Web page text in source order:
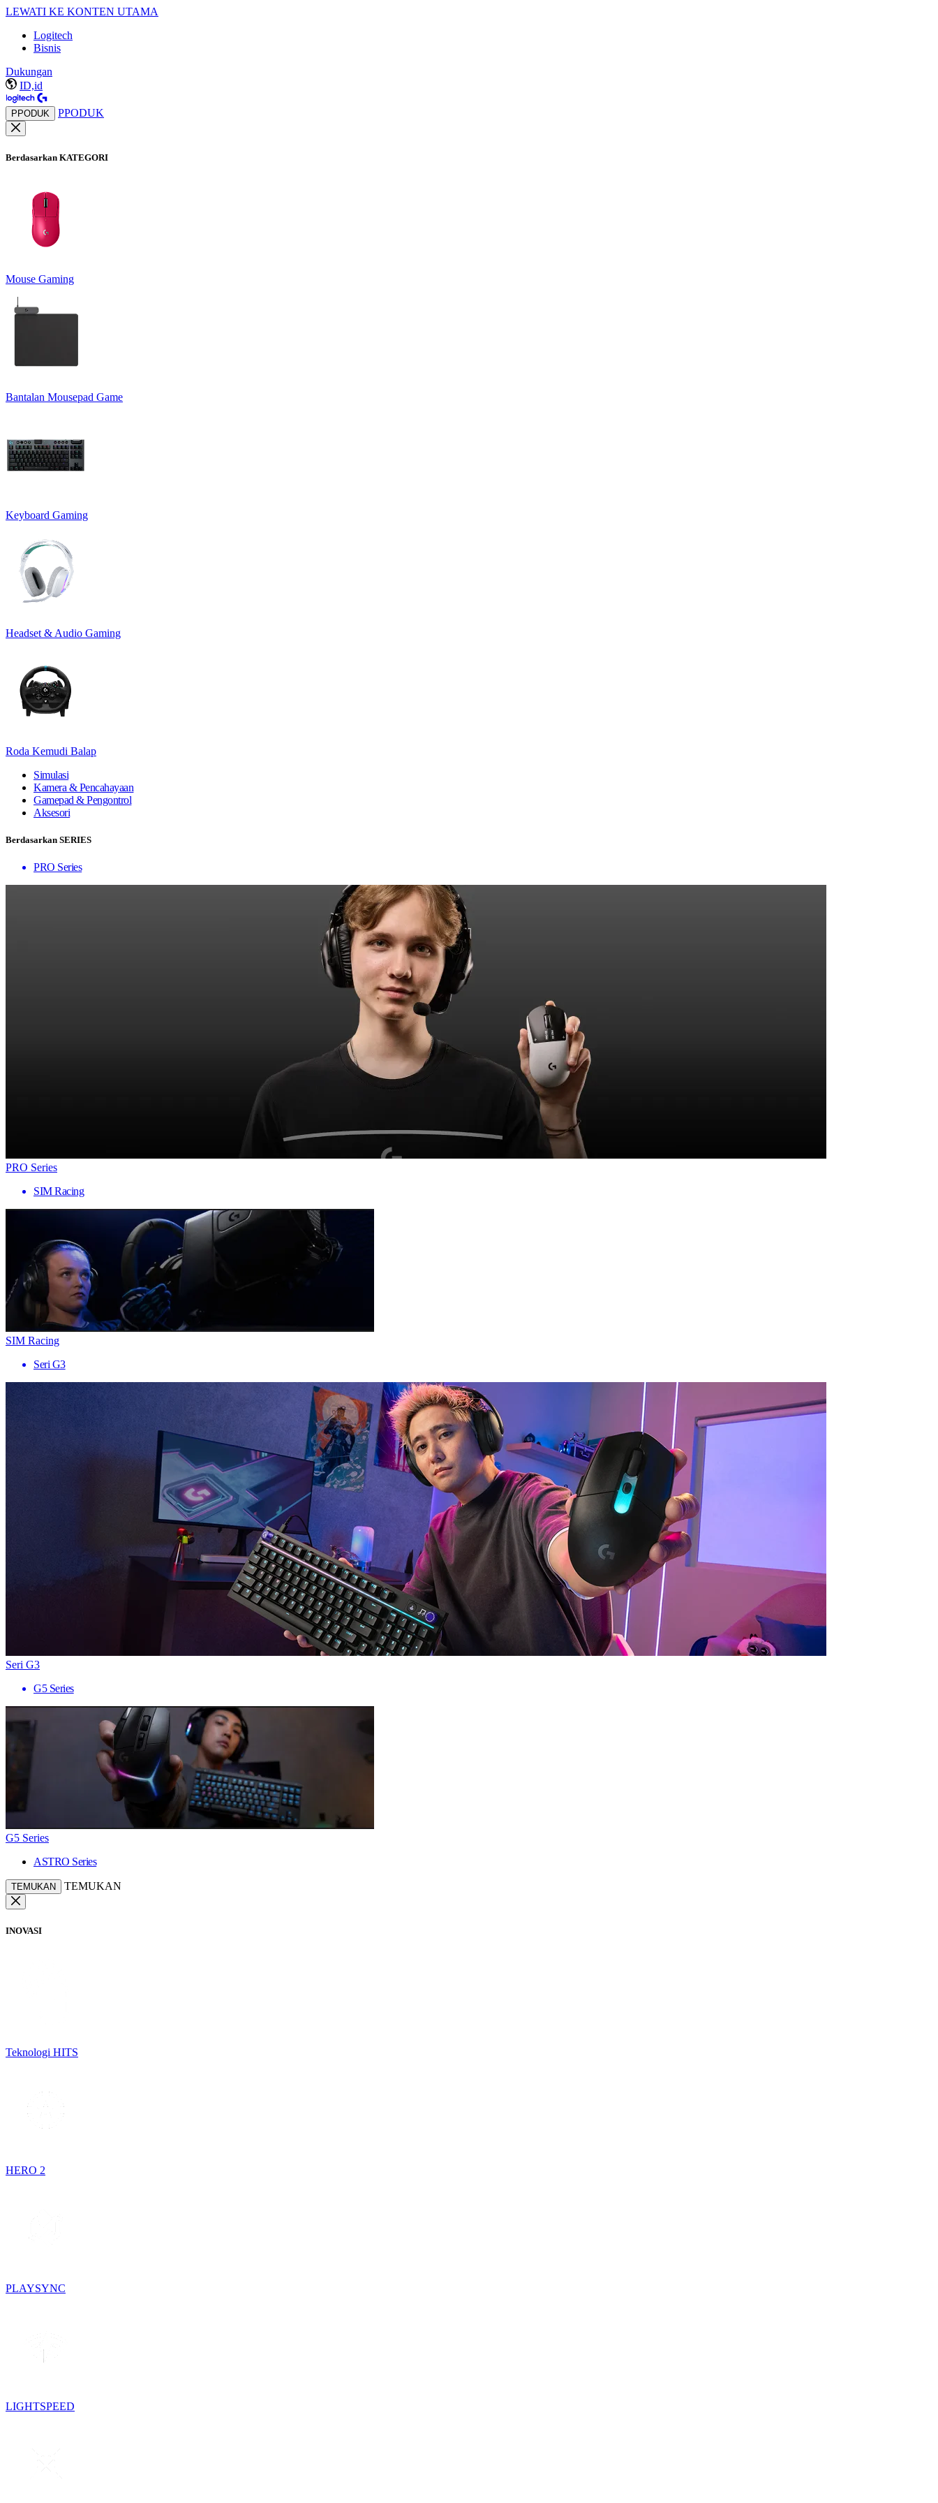
LEWATI KE KONTEN UTAMA
Logitech
Bisnis
Dukungan
ID,id
PPODUK PPODUK
Berdasarkan KATEGORI
Mouse Gaming
Bantalan Mousepad Game
Keyboard Gaming
Headset & Audio Gaming
Roda Kemudi Balap
Simulasi
Kamera & Pencahayaan
Gamepad & Pengontrol
Aksesori
Berdasarkan SERIES
PRO Series
PRO Series
SIM Racing
SIM Racing
Seri G3
Seri G3
G5 Series
G5 Series
ASTRO Series
TEMUKAN TEMUKAN
INOVASI
Teknologi HITS
HERO 2
PLAYSYNC
LIGHTSPEED